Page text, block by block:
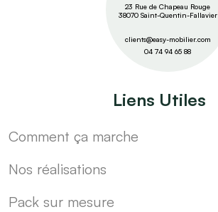
23 Rue de Chapeau Rouge
38070 Saint-Quentin-Fallavier
clients@easy-mobilier.com
04 74 94 65 88
Liens Utiles
Comment ça marche
Nos réalisations
Pack sur mesure